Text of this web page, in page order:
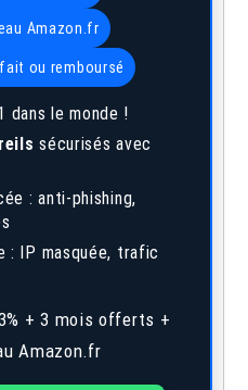
Amazon.fr
ou remboursé
dans le monde !
sécurisés avec
: anti-phishing,
: IP masquée, trafic
+ 3 mois offerts +
Amazon.fr